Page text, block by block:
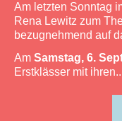
Am letzten Sonntag
Rena Lewitz zum
bezugnehmend auf
Am Samstag, 6.
Erstklässer mit